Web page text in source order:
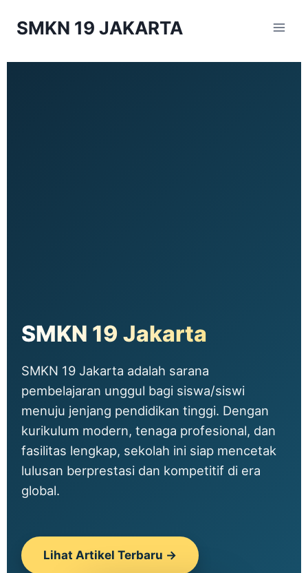
SMKN 19 JAKARTA
SMKN 19 Jakarta
SMKN 19 Jakarta adalah sarana
pembelajaran unggul bagi siswa/siswi
menuju jenjang pendidikan tinggi. Dengan
kurikulum modern, tenaga profesional, dan
fasilitas lengkap, sekolah ini siap mencetak
lulusan berprestasi dan kompetitif di era
global.
Lihat Artikel Terbaru →